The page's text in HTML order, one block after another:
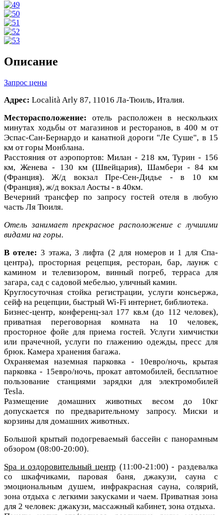
Описание
Запрос цены
Адрес: Località Arly 87, 11016 Ла-Тюиль, Италия.
Месторасположение: отель расположен в нескольких
минутах ходьбы от магазинов и ресторанов, в 400 м от
Эспас-Сан-Бернардои канатной дороги "Ле Суше", в 15
км от горы Монблана.
Расстояния от аэропортов: Милан - 218 км, Турин - 156
км, Женева - 130 км (Швейцария), Шамбери - 84 км
(Франция). Ж/д вокзал Пре-Сен-Дидье - в 10 км
(Франция), ж/д вокзал Аосты - в 40км.
Вечерний трансфер по запросу гостей отеля в любую
часть Ля Тюиля.
Отель занимает прекрасное расположение с лучшими
видами на горы.
В отеле: 3 этажа, 3 лифта (2 для номеров и 1 для Спа-
центра), просторная рецепция, ресторан, бар, лаунж с
камином и телевизором, винный погреб, терраса для
загара, сад с садовой мебелью, уличный камин.
Круглосуточная стойка регистрации, услуги консьержа,
сейф на рецепции, быстрый Wi-Fi интернет, библиотека.
Бизнес-центр, конференц-зал 177 кв.м (до 112 человек),
приватная переговорная комната на 10 человек,
просторное фойе для приема гостей. Услуги химчистки
или прачечной, услуги по глажению одежды, пресс для
брюк. Камера хранения багажа.
Охраняемая наземная парковка - 10евро/ночь, крытая
парковка - 15евро/ночь, прокат автомобилей, бесплатное
пользование станциями зарядки для электромобилей
Tesla.
Размещение домашних животных весом до 10кг
допускается по предварительному запросу. Миски и
корзины для домашних животных.
Большой крытый подогреваемый бассейн с панорамным
обзором (08:00-20:00).
Spa и оздоровительный центр (11:00-21:00) - раздевалка
со шкафчиками, паровая баня, джакузи, сауна с
эмоциональным душем, инфракрасная сауна, солярий,
зона отдыха с легкими закусками и чаем. Приватная зона
для 2 человек: джакузи, массажный кабинет, зона отдыха.